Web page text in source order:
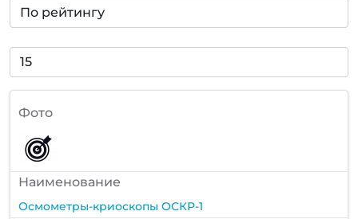
Фото
Наименование
Осмометры-криоскопы ОСКР-1